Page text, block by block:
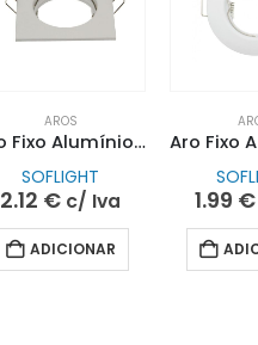
AROS
Aro Fixo Alumínio Quadrado Branco | SOFLIGHT
SOFLIGHT
2.12 € c/ Iva
ADICIONAR
1.99 €